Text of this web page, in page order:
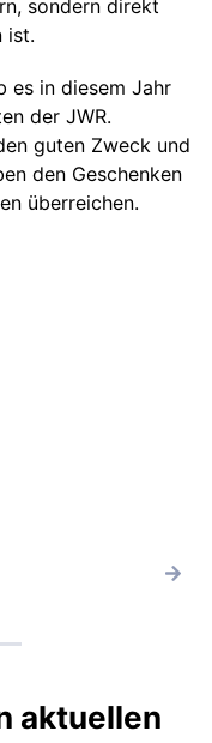
sondern direkt
ist.
es in diesem Jahr
der JWR.
guten Zweck und
den Geschenken
überreichen.
aktuellen